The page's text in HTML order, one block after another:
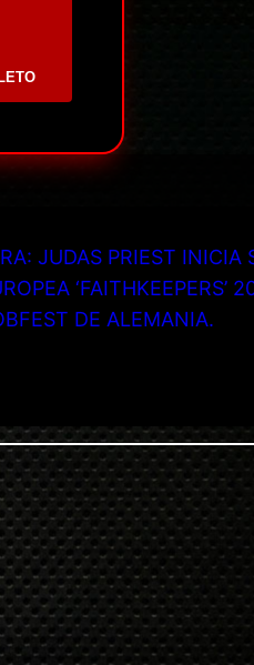
JUDAS PRIEST INICIA
‘FAITHKEEPERS’
DE ALEMANIA.